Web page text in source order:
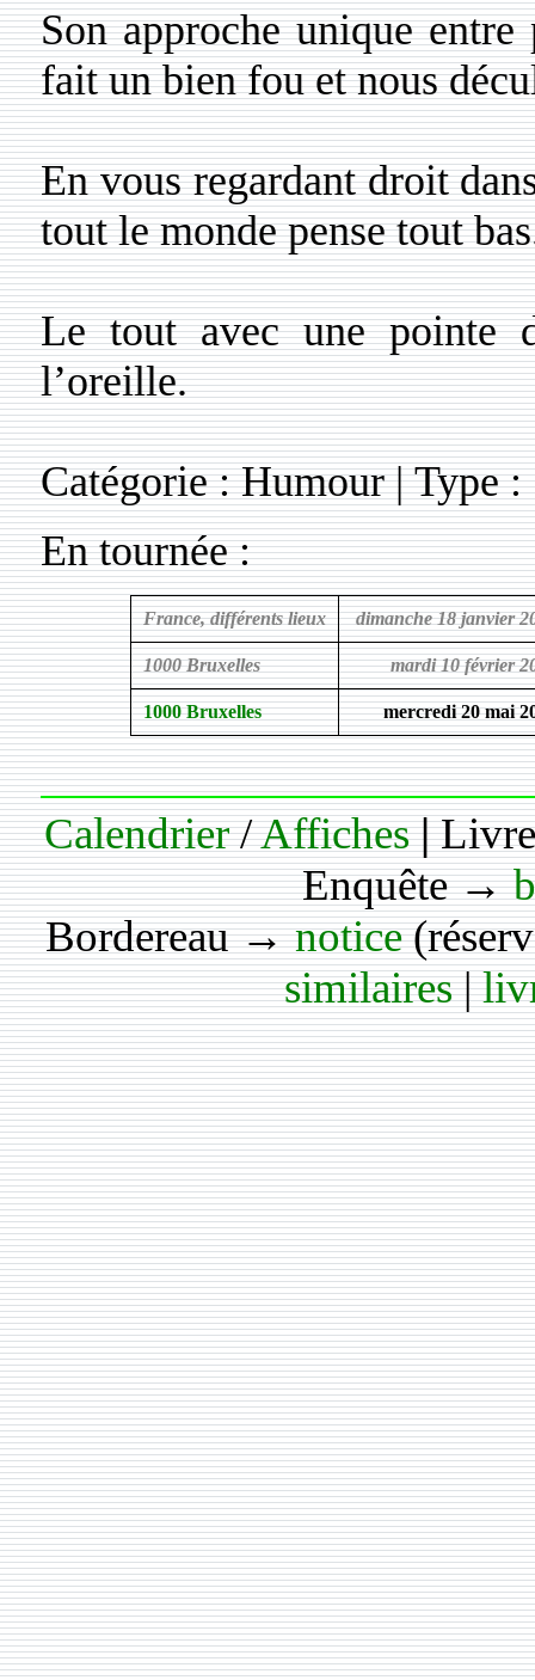
Son approche unique
fait un bien fou et nous
En vous regardant droit
tout le monde pense tout
Le tout avec une pointe
l’oreille.
Catégorie : Humour | Type :
En tournée :
France, différents lieux dimanche 18 janvier
1000 Bruxelles mardi 10 février
1000 Bruxelles mercredi 20 mai
Calendrier/Affiches |
Enquête →
Bordereau →notice
similaires|